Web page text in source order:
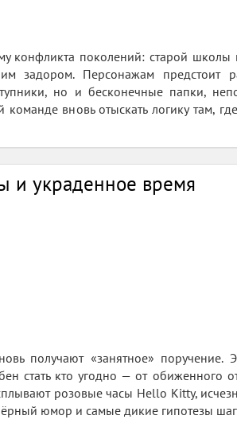
конфликта поколений: старой школы
задором. Персонажам предстоит
но и бесконечные папки,
команде вновь отыскать логику там,
и украденное время
получают «занятное» поручение.
стать кто угодно — от обиженного
розовые часы Hello Kitty,
юмор и самые дикие гипотезы